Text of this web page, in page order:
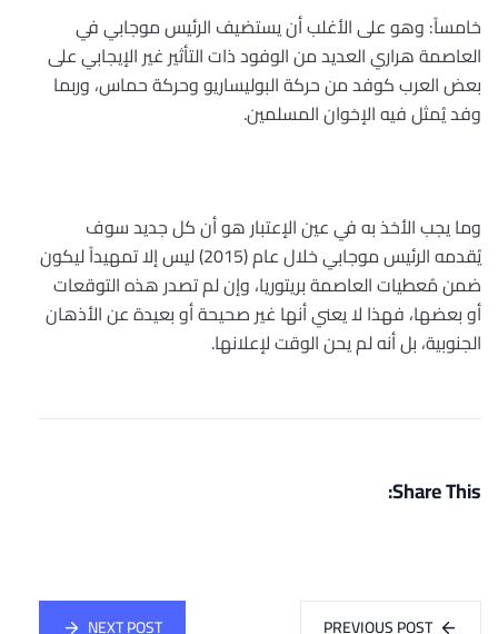
خامساً: وهو على الأغلب أن يستضيف الرئيس موجابي في
العاصمة هراري العديد من الوفود ذات التأثير غير الإيجابي على
بعض العرب كوفد من حركة البوليساريو وحركة حماس، وربما
وفد يُمثل فيه الإخوان المسلمين.
وما يجب الأخذ به في عين الإعتبار هو أن كل جديد سوف
يُقدمه الرئيس موجابي خلال عام (2015) ليس إلا تمهيداً ليكون
ضمن مُعطيات العاصمة بريتوريا، وإن لم تصدر هذه التوقعات
أو بعضها، فهذا لا يعني أنها غير صحيحة أو بعيدة عن الأذهان
الجنوبية، بل أنه لم يحن الوقت لإعلانها.
Share This:
PREVIOUS POST
NEXT POST